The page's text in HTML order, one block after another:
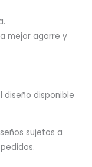
mejor agarre y
diseño disponible
sujetos a